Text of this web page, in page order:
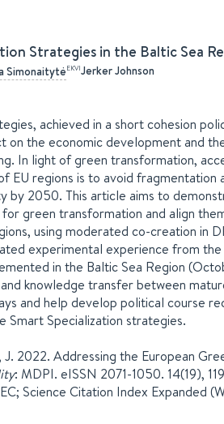
Strategies in the Baltic Sea
SimonaitytėEKVIJerker Johnson
achieved in a short cohesion
the economic development and
In light of green transformation,
EU regions is to avoid fragmentation
by 2050. This article aims to
green transformation and align
using moderated co-creation in
experimental experience from
in the Baltic Sea Region
knowledge transfer between
and help develop political course
Smart Specialization strategies.
J. 2022. Addressing the European
: MDPI. eISSN 2071-1050. 14(19),
Science Citation Index Expanded